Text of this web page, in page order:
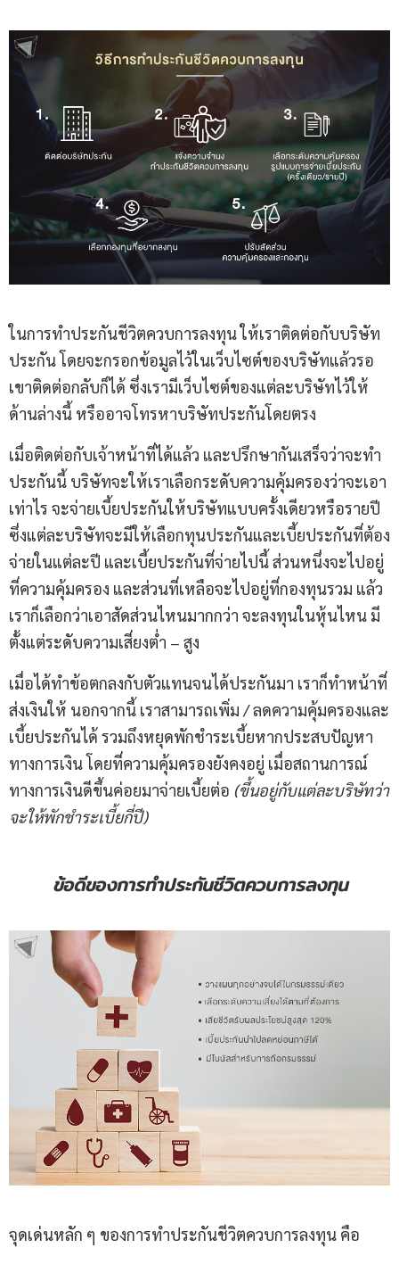
ในการทำประกันชีวิตควบการลงทุน ให้เราติดต่อกับบริษัท
ประกัน โดยจะกรอกข้อมูลไว้ในเว็บไซต์ของบริษัทแล้วรอ
เขาติดต่อกลับก็ได้ ซึ่งเรามีเว็บไซต์ของแต่ละบริษัทไว้ให้
ด้านล่างนี้ หรืออาจโทรหาบริษัทประกันโดยตรง
เมื่อติดต่อกับเจ้าหน้าที่ได้แล้ว และปรึกษากันเสร็จว่าจะทำ
ประกันนี้ บริษัทจะให้เราเลือกระดับความคุ้มครองว่าจะเอา
เท่าไร จะจ่ายเบี้ยประกันให้บริษัทแบบครั้งเดียวหรือรายปี
ซึ่งแต่ละบริษัทจะมีให้เลือกทุนประกันและเบี้ยประกันที่ต้อง
จ่ายในแต่ละปี และเบี้ยประกันที่จ่ายไปนี้ ส่วนหนึ่งจะไปอยู่
ที่ความคุ้มครอง และส่วนที่เหลือจะไปอยู่ที่กองทุนรวม แล้ว
เราก็เลือกว่าเอาสัดส่วนไหนมากกว่า จะลงทุนในหุ้นไหน มี
ตั้งแต่ระดับความเสี่ยงต่ำ – สูง
เมื่อได้ทำข้อตกลงกับตัวแทนจนได้ประกันมา เราก็ทำหน้าที่
ส่งเงินให้ นอกจากนี้ เราสามารถเพิ่ม / ลดความคุ้มครองและ
เบี้ยประกันได้ รวมถึงหยุดพักชำระเบี้ยหากประสบปัญหา
ทางการเงิน โดยที่ความคุ้มครองยังคงอยู่ เมื่อสถานการณ์
ทางการเงินดีขึ้นค่อยมาจ่ายเบี้ยต่อ (ขึ้นอยู่กับแต่ละบริษัทว่า
จะให้พักชำระเบี้ยกี่ปี)
ข้อดีของการทำประกันชีวิตควบการลงทุน
จุดเด่นหลัก ๆ ของการทำประกันชีวิตควบการลงทุน คือ